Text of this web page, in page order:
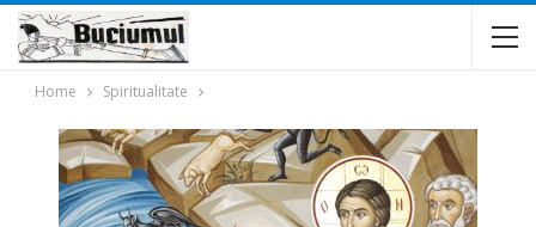
Home Spiritualitate